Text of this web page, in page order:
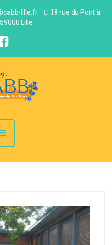
lille.fr
18 rue du Pont à
Lille